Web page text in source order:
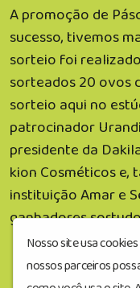
A promoção de
sucesso, tivemos
sorteio foi
sorteados 20 ovos
sorteio aqui no
patrocinador
presidente da
kion Cosméticos e,
instituição Amar e
ganhadores
Nosso site usa
nossos parceiros